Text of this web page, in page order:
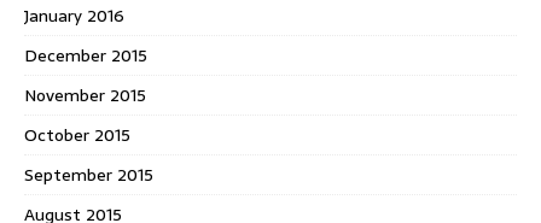
January 2016
December 2015
November 2015
October 2015
September 2015
August 2015